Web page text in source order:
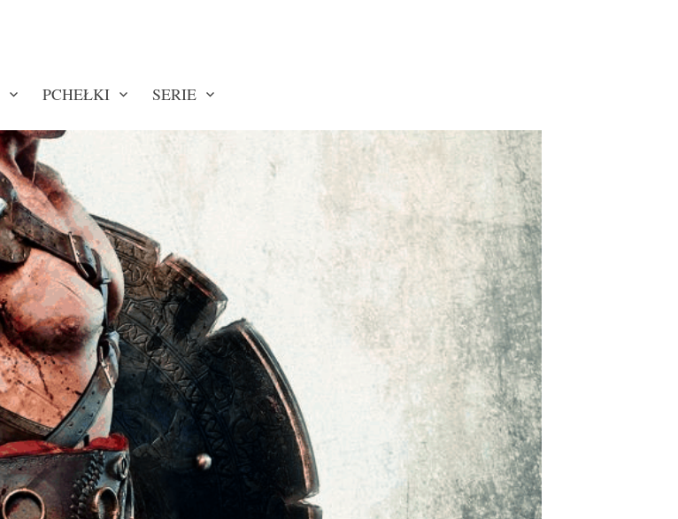
PCHEŁKI SERIE